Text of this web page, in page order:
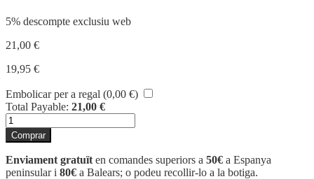
5% descompte exclusiu web
21,00 €
19,95 €
Embolicar per a regal (0,00 €)
Total Payable: 21,00 €
quantitat
de
BUSQUEU
EL
SENYOR
Comprar
Enviament gratuït en comandes superiors a 50€ a Espanya
peninsular i 80€ a Balears; o podeu recollir-lo a la botiga.